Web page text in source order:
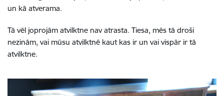
un kā atverama.
Tā vēl joprojām atvilktne nav atrasta. Tiesa, mēs tā droši
nezinām, vai mūsu atvilktnē kaut kas ir un vai vispār ir tā
atvilktne.